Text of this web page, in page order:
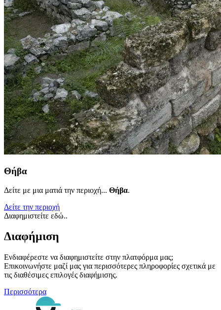
Θήβα
Δείτε με μια ματιά την περιοχή... Θήβα.
Δείτε την περιοχή
Διαφημιστείτε εδώ..
Διαφήμιση
Ενδιαφέρεστε να διαφημιστείτε στην πλατφόρμα μας;
Επικοινωνήστε μαζί μας για περισσότερες πληροφορίες σχετικά με
τις διαθέσιμες επιλογές διαφήμισης.
Περισσότερα